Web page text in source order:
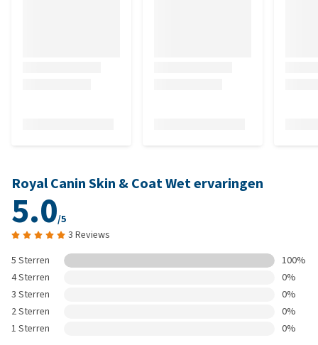
Royal Canin Skin & Coat Wet ervaringen
5.0/5
3 Reviews
5 Sterren
100%
4 Sterren
0%
3 Sterren
0%
2 Sterren
0%
1 Sterren
0%